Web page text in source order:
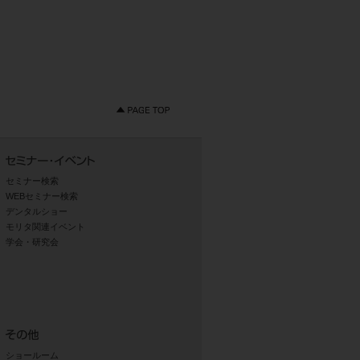
セミナー検索
WEBセミナー検索
デンタルショー
モリタ関連イベント
学会・研究会
ショールーム